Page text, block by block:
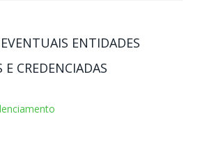
ENTIDADES
CREDENCIADAS